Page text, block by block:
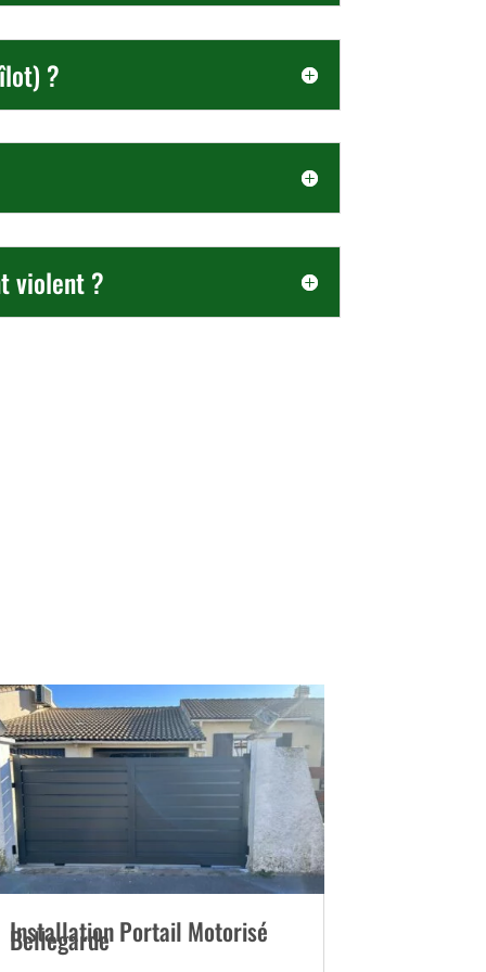
?
violent ?
Installation Portail Motorisé
Bellegarde